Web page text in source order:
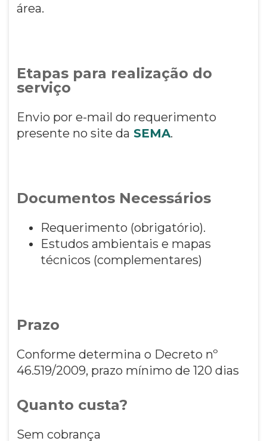
área.
Etapas para realização do
serviço
Envio por e-mail do requerimento
presente no site da SEMA.
Documentos Necessários
Requerimento (obrigatório).
Estudos ambientais e mapas
técnicos (complementares)
Prazo
Conforme determina o Decreto nº
46.519/2009, prazo mínimo de 120 dias
Quanto custa?
Sem cobrança